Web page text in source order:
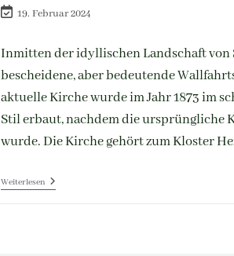
19. Februar 2024
Inmitten der idyllischen Landschaft von
bescheidene, aber bedeutende
aktuelle Kirche wurde im Jahr 1873 im
Stil erbaut, nachdem die ursprüngliche
wurde. Die Kirche gehört zum Kloster
Weiterlesen